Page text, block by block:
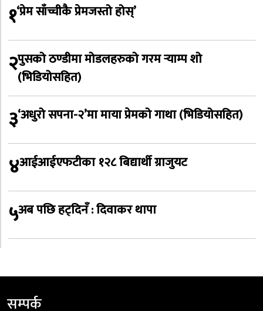
१‘प्रेम साँच्चीकै प्रेमजस्तो होस्’
२पुसको ठण्डीमा मोडलहरुको गरम र्‍याम्प शो
(भिडियोसहित)
३‘अधुरो सपना-२’मा माया प्रेमको गाथा (भिडियोसहित)
४आईआईएफटीका १२८ बिद्यार्थी ग्राजुयट
५अब पछि हट्दिनँ : दिवाकर थापा
सम्पर्क